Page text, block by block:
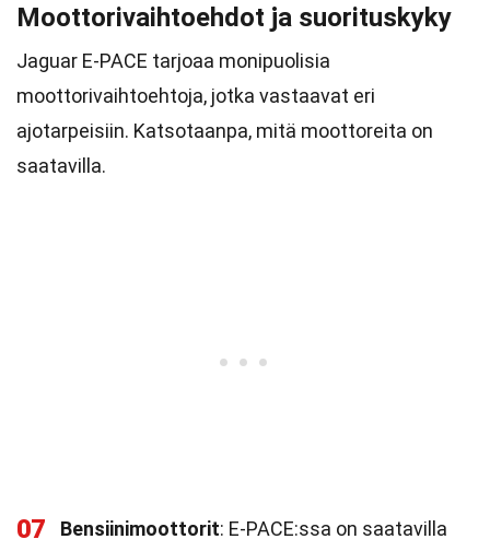
Moottorivaihtoehdot ja suorituskyky
Jaguar E-PACE tarjoaa monipuolisia
moottorivaihtoehtoja, jotka vastaavat eri
ajotarpeisiin. Katsotaanpa, mitä moottoreita on
saatavilla.
07 Bensiinimoottorit: E-PACE:ssa on saatavilla